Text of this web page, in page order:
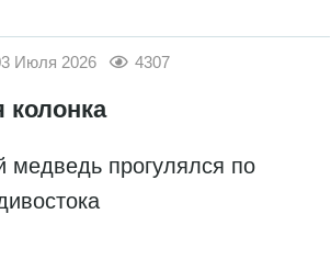
Июля 2026 4307
колонка
медведь прогулялся по